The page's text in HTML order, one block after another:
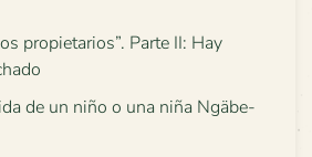
propietarios”. Parte II: Hay
de un niño o una niña Ngäbe-